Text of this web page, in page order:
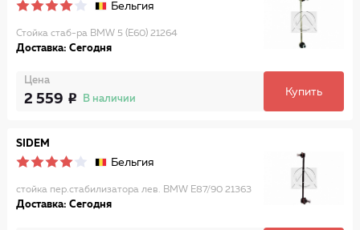
Бельгия
Стойка стаб-ра BMW 5 (E60) 21264
Доставка: Сегодня
Цена
2 559 В наличии
Купить
SIDEM
Бельгия
стойка пер.стабилизатора лев. BMW E87/90 21363
Доставка: Сегодня